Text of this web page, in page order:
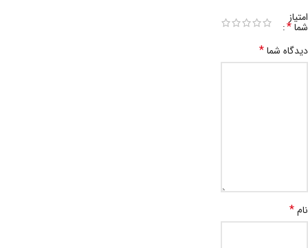
امتیاز
شما*
دیدگاه شما*
نام*